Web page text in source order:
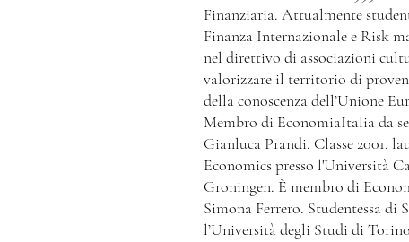
Finanziaria. Attualmente
Finanza Internazionale e Risk
nel direttivo di associazioni
valorizzare il territorio di
della conoscenza dell’Unione
Membro di EconomiaItalia da
Gianluca Prandi. Classe 2001,
Economics presso l'Università
Groningen. È membro di
Simona Ferrero. Studentessa di
l’Università degli Studi di